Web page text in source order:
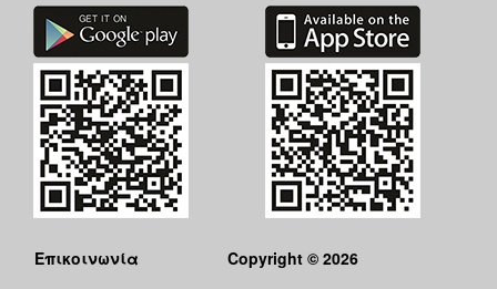
Επικοινωνία
Copyright © 2026